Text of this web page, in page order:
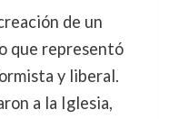
de un
que representó
y liberal.
a la Iglesia,